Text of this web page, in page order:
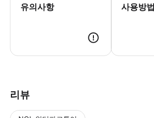
유의사항 사용방법
리뷰